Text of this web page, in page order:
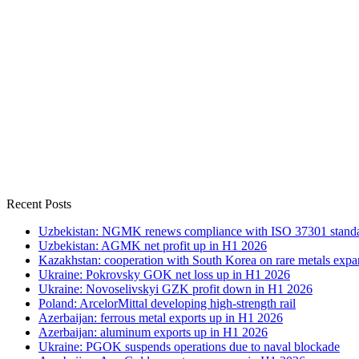
Recent Posts
Uzbekistan: NGMK renews compliance with ISO 37301
Uzbekistan: AGMK net profit up in H1 2026
Kazakhstan: cooperation with South Korea on rare metals
Ukraine: Pokrovsky GOK net loss up in H1 2026
Ukraine: Novoselivskyi GZK profit down in H1 2026
Poland: ArcelorMittal developing high-strength rail
Azerbaijan: ferrous metal exports up in H1 2026
Azerbaijan: aluminum exports up in H1 2026
Ukraine: PGOK suspends operations due to naval blockade